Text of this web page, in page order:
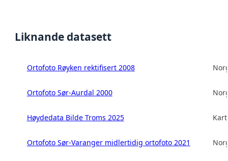
Liknande datasett
Ortofoto Røyken rektifisert 2008
Ortofoto Sør-Aurdal 2000
Høydedata Bilde Troms 2025
Ortofoto Sør-Varanger midlertidig ortofoto 2021